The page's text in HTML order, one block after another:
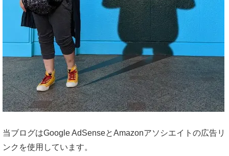
当ブログはGoogle AdSenseとAmazonアソシエイトの広告リ
ンクを使用しています。